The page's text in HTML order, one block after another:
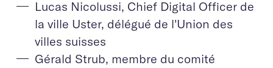
Lucas Nicolussi, Chief Digital Officer de
la ville Uster, délégué de l'Union des
villes suisses
Gérald Strub, membre du comité